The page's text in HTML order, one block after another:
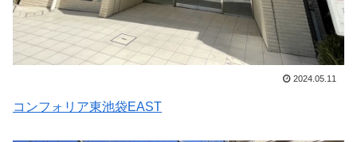
2024.05.11
コンフォリア東池袋EAST